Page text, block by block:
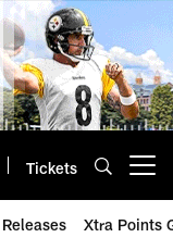
Tickets
Xtra Points